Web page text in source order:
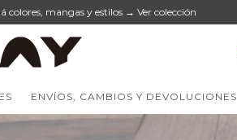
colores, mangas y estilos → Ver colección
ENVÍOS, CAMBIOS Y DEVOLUCIONES